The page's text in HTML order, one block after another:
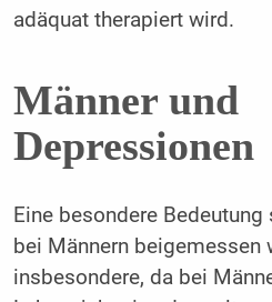
adäquat therapiert wird.
Männer und
Depressionen
Eine besondere
bei Männern beigemessen
insbesondere, da bei